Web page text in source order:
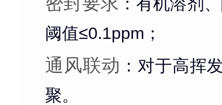
阈值≤0.1ppm；
通风联动 ：对于高挥
聚。